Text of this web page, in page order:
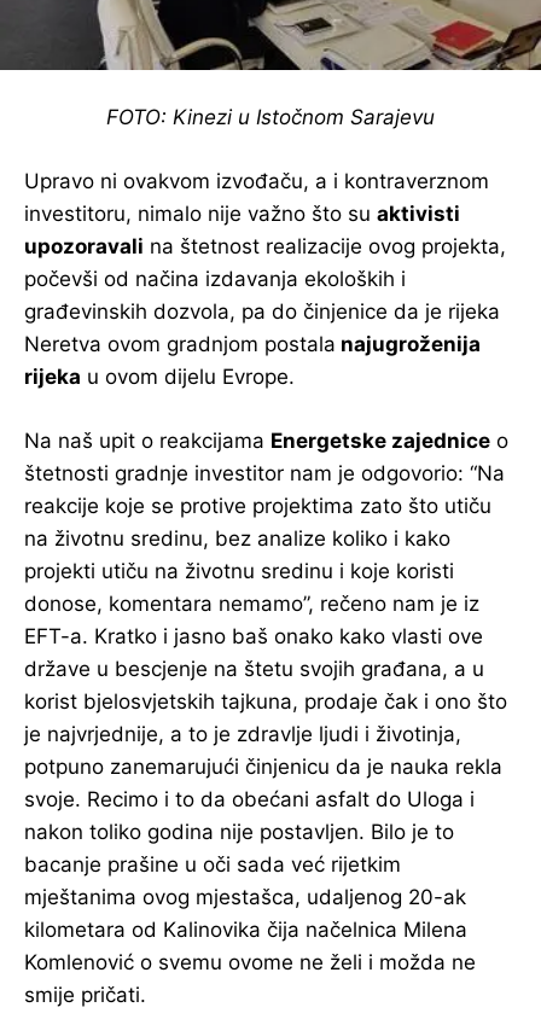
FOTO: Kinezi u Istočnom Sarajevu
Upravo ni ovakvom izvođaču, a i kontraverznom
investitoru, nimalo nije važno što su aktivisti
upozoravali na štetnost realizacije ovog projekta,
počevši od načina izdavanja ekoloških i
građevinskih dozvola, pa do činjenice da je rijeka
Neretva ovom gradnjom postala najugroženija
rijeka u ovom dijelu Evrope.
Na naš upit o reakcijama Energetske zajednice o
štetnosti gradnje investitor nam je odgovorio: “Na
reakcije koje se protive projektima zato što utiču
na životnu sredinu, bez analize koliko i kako
projekti utiču na životnu sredinu i koje koristi
donose, komentara nemamo”, rečeno nam je iz
EFT-a. Kratko i jasno baš onako kako vlasti ove
države u bescjenje na štetu svojih građana, a u
korist bjelosvjetskih tajkuna, prodaje čak i ono što
je najvrjednije, a to je zdravlje ljudi i životinja,
potpuno zanemarujući činjenicu da je nauka rekla
svoje. Recimo i to da obećani asfalt do Uloga i
nakon toliko godina nije postavljen. Bilo je to
bacanje prašine u oči sada već rijetkim
mještanima ovog mjestašca, udaljenog 20-ak
kilometara od Kalinovika čija načelnica Milena
Komlenović o svemu ovome ne želi i možda ne
smije pričati.